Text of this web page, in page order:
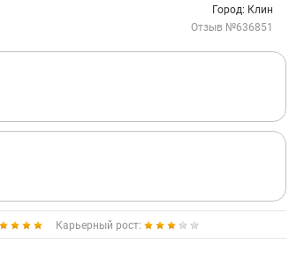
Город: Клин
Отзыв №636851
Карьерный рост: